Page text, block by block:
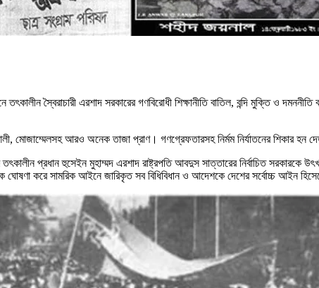
স্বৈরাচারী এরশাদ সরকারের গণবিরোধী শিক্ষানীতি বাতিল, বন্দি মুক্তি ও
মোজাম্মেলসহ আরও অনেক তাজা প্রাণ। গণগ্রেফতারসহ নির্মম নির্যাতনের শিকার হন দেড়
প্রধান হুসেইন মুহাম্মদ এরশাদ রাষ্ট্রপতি আবদুস সাত্তারের নির্বাচিত সরকারকে
ঘোষণা করে সামরিক আইনে জারিকৃত সব বিধিবিধান ও আদেশকে দেশের সর্বোচ্চ আইন